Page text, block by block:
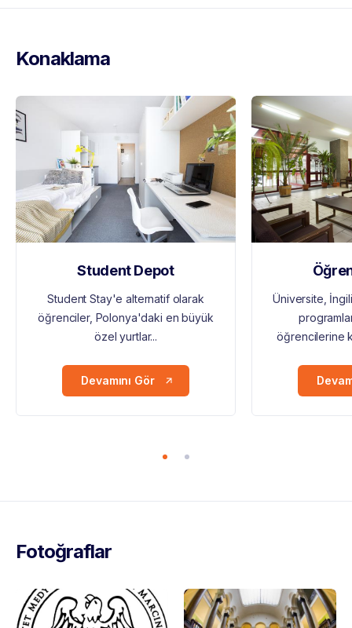
Konaklama
Student Depot
Student Stay'e alternatif olarak
öğrenciler, Polonya'daki en büyük
özel yurtlar...
Devamını Gör
Üniversite,
öğrencilerine
Fotoğraflar